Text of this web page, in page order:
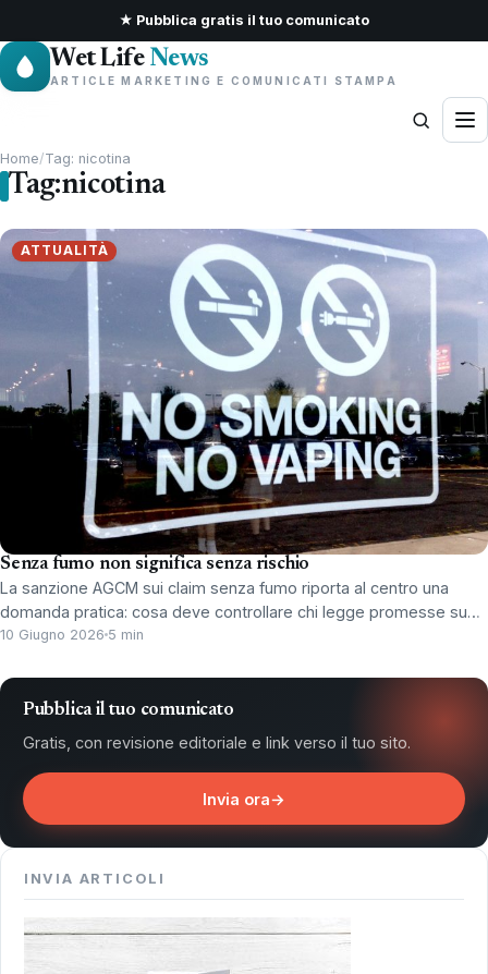
★ Pubblica gratis il tuo comunicato
Wet Life News
ARTICLE MARKETING E COMUNICATI STAMPA
Home/Tag: nicotina
Tag:nicotina
ATTUALITÀ
Senza fumo non significa senza rischio
La sanzione AGCM sui claim senza fumo riporta al centro una
domanda pratica: cosa deve controllare chi legge promesse su…
10 Giugno 2026 5 min
Pubblica il tuo comunicato
Gratis, con revisione editoriale e link verso il tuo sito.
Invia ora→
INVIA ARTICOLI